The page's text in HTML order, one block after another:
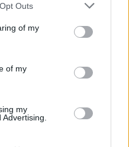
Outs
of my
of my
my
del puzzle: